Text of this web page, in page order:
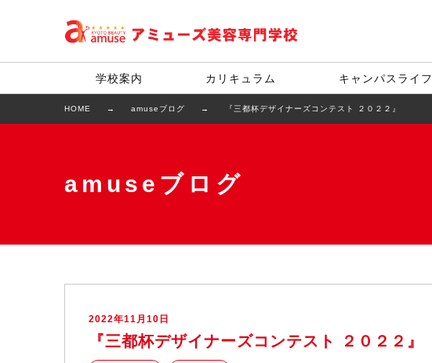
学校案内 カリキュラム キャンパスライフ
HOME amuseブログ 『三都杯デザイナーズコンテスト ２０２２』
amuseブログ
2022年11月10日
『三都杯デザイナーズコンテスト ２０２２』